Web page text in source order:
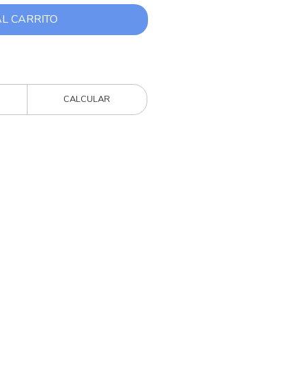
CARRITO
CALCULAR